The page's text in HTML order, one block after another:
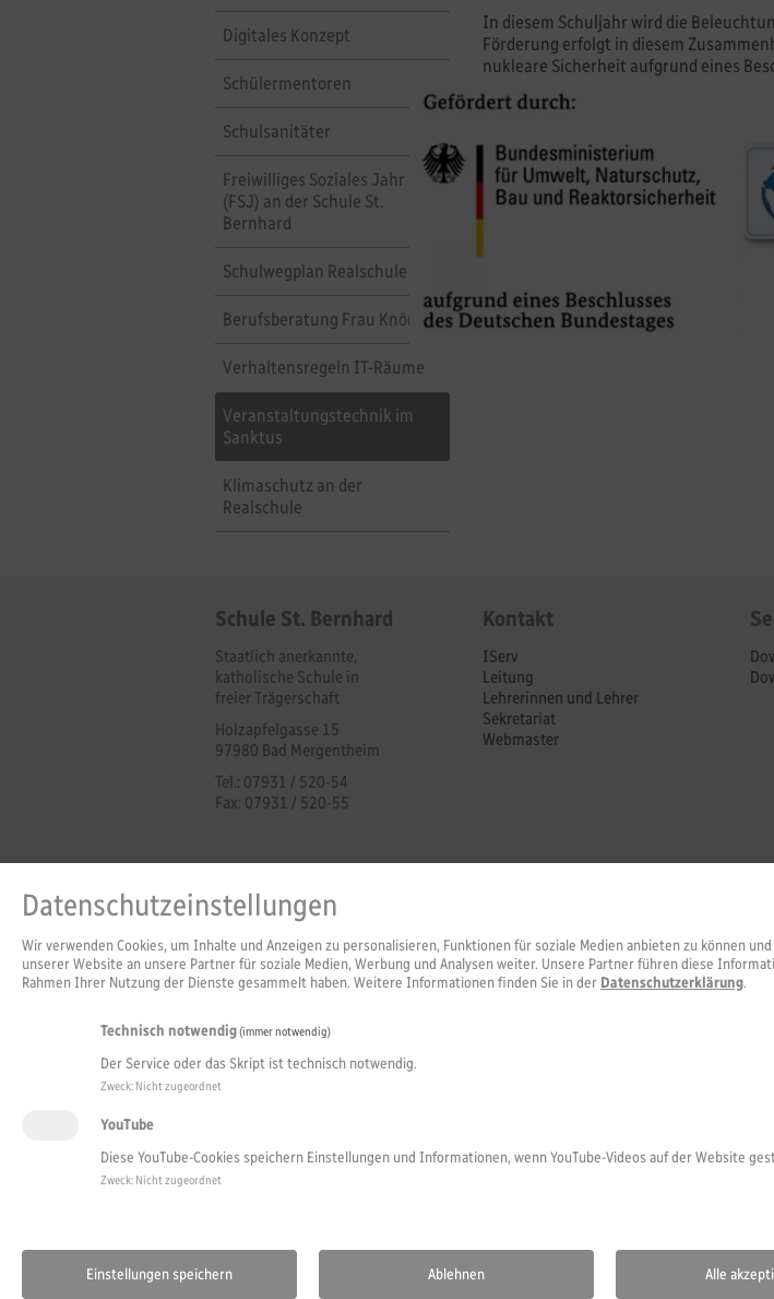
Digitales Konzept
Schülermentoren
Schulsanitäter
Freiwilliges Soziales Jahr
(FSJ) an der Schule St.
Bernhard
Schulwegplan Realschule
Berufsberatung Frau Knörzer
Verhaltensregeln IT-Räume
Veranstaltungstechnik im
Sanktus
Klimaschutz an der
Realschule
In diesem Schuljahr wird die
Förderung erfolgt in diesem
nukleare Sicherheit aufgrund eines
Schule St. Bernhard
Staatlich anerkannte,
katholische Schule in
freier Trägerschaft
Holzapfelgasse 15
97980 Bad Mergentheim
Tel.: 07931 / 520-54
Fax: 07931 / 520-55
Kontakt
IServ
Leitung
Lehrerinnen und Lehrer
Sekretariat
Webmaster
Sitemap.Datenschutz Impressum.
Sießener Schulen gemeinnützige GmbH . Kloster Sießen 1,
Datenschutzeinstellungen
Wir verwenden Cookies, um Inhalte und Anzeigen zu personalisieren, Funktionen für soziale Medien anbieten zu können
unserer Website an unsere Partner für soziale Medien, Werbung und Analysen weiter. Unsere Partner führen diese
Rahmen Ihrer Nutzung der Dienste gesammelt haben. Weitere Informationen finden Sie in der Datenschutzerklärung.
Technisch notwendig(immer notwendig)
Der Service oder das Skript ist technisch notwendig.
Zweck: Nicht zugeordnet
YouTube
Diese YouTube-Cookies speichern Einstellungen und Informationen, wenn YouTube-Videos auf der Website
Zweck: Nicht zugeordnet
Ablehnen
Einstellungen speichern Alle